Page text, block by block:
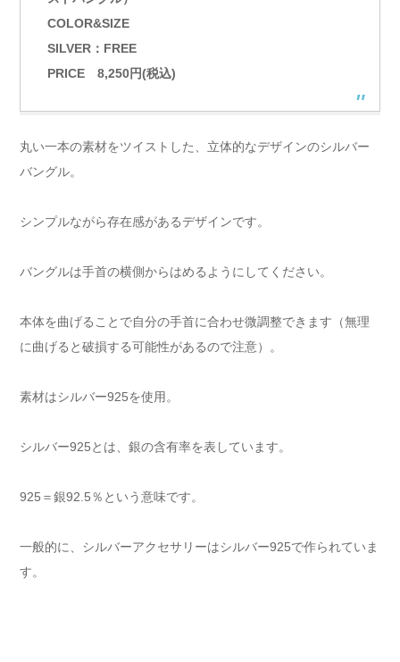
COLOR&SIZE
SILVER：FREE
PRICE 8,250円(税込)
丸い一本の素材をツイストした、立体的なデザインのシルバー
バングル。
シンプルながら存在感があるデザインです。
バングルは手首の横側からはめるようにしてください。
本体を曲げることで自分の手首に合わせ微調整できます（無理
に曲げると破損する可能性があるので注意）。
素材はシルバー925を使用。
シルバー925とは、銀の含有率を表しています。
925＝銀92.5％という意味です。
一般的に、シルバーアクセサリーはシルバー925で作られていま
す。